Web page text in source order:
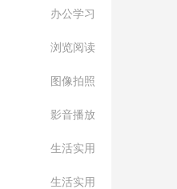
办公学习
浏览阅读
图像拍照
影音播放
生活实用
生活实用